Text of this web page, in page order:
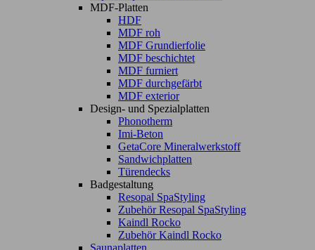
MDF-Platten
HDF
MDF roh
MDF Grundierfolie
MDF beschichtet
MDF furniert
MDF durchgefärbt
MDF exterior
Design- und Spezialplatten
Phonotherm
Imi-Beton
GetaCore Mineralwerkstoff
Sandwichplatten
Türendecks
Badgestaltung
Resopal SpaStyling
Zubehör Resopal SpaStyling
Kaindl Rocko
Zubehör Kaindl Rocko